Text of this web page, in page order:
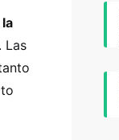
Las